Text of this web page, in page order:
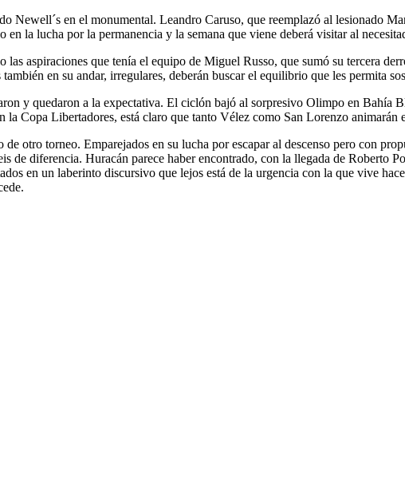
Newell´s en el monumental. Leandro Caruso, que reemplazó al lesionado
la lucha por la permanencia y la semana que viene deberá visitar al
aspiraciones que tenía el equipo de Miguel Russo, que sumó su tercera
en su andar, irregulares, deberán buscar el equilibrio que les permita
y quedaron a la expectativa. El ciclón bajó al sorpresivo Olimpo en Bahía
Copa Libertadores, está claro que tanto Vélez como San Lorenzo animarán
otro torneo. Emparejados en su lucha por escapar al descenso pero con
de diferencia. Huracán parece haber encontrado, con la llegada de Roberto
en un laberinto discursivo que lejos está de la urgencia con la que vive